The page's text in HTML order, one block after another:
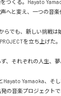
つくる。Hayato
へと変え、一つの音楽
らでも、新しい挑戦は
を立ち上げた。
、それぞれの人生、
Hayato Yamaoka、そ
の音楽プロジェクトで